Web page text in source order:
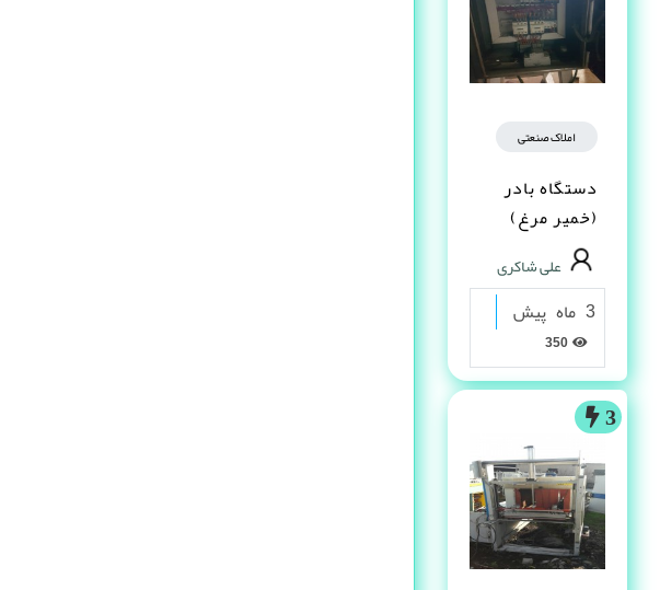
املاک صنعتی
دستگاه بادر
(خمیر مرغ)
علی شاکری
3 ماه پیش
3